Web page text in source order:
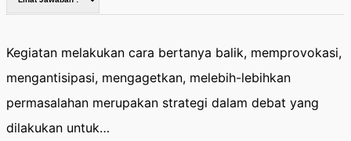
Kegiatan melakukan cara bertanya balik, memprovokasi,
mengantisipasi, mengagetkan, melebih-lebihkan
permasalahan merupakan strategi dalam debat yang
dilakukan untuk…